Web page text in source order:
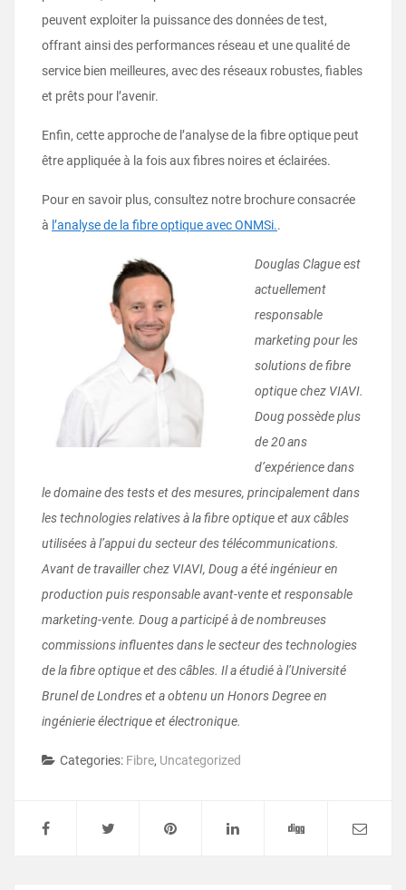
peuvent exploiter la puissance des données de test,
offrant ainsi des performances réseau et une qualité de
service bien meilleures, avec des réseaux robustes, fiables
et prêts pour l’avenir.
Enfin, cette approche de l’analyse de la fibre optique peut
être appliquée à la fois aux fibres noires et éclairées.
Pour en savoir plus, consultez notre brochure consacrée
à l’analyse de la fibre optique avec ONMSi..
Douglas Clague est
actuellement
responsable
marketing pour les
solutions de fibre
optique chez VIAVI.
Doug possède plus
de 20 ans
d’expérience dans
le domaine des tests et des mesures, principalement dans
les technologies relatives à la fibre optique et aux câbles
utilisées à l’appui du secteur des télécommunications.
Avant de travailler chez VIAVI, Doug a été ingénieur en
production puis responsable avant-vente et responsable
marketing-vente. Doug a participé à de nombreuses
commissions influentes dans le secteur des technologies
de la fibre optique et des câbles. Il a étudié à l’Université
Brunel de Londres et a obtenu un Honors Degree en
ingénierie électrique et électronique.
Categories: Fibre, Uncategorized